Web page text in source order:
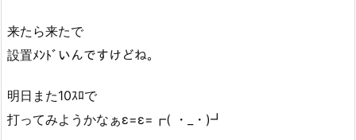
来たら来たで
設置ﾒﾝﾄﾞいんですけどね。
明日また10ｽﾛで
打ってみようかなぁε=ε=┏( ・_・)┛